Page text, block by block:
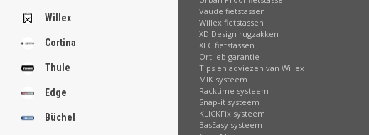
Willex
Cortina
Thule
Edge
Büchel
Vaude fietstassen
Willex fietstassen
XD Design rugzakken
XLC fietstassen
Ortlieb garantie
Tips en adviezen van Willex
MIK systeem
Racktime systeem
Snap-it systeem
KLICKFix systeem
BasEasy systeem